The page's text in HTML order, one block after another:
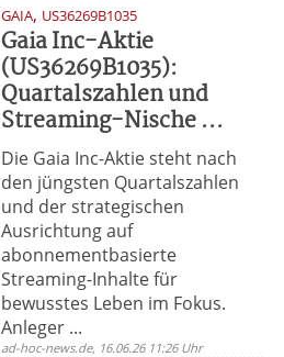
GAIA, US36269B1035
Gaia Inc-Aktie
(US36269B1035):
Quartalszahlen und
Streaming-Nische ...
Die Gaia Inc-Aktie steht nach
den jüngsten Quartalszahlen
und der strategischen
Ausrichtung auf
abonnementbasierte
Streaming-Inhalte für
bewusstes Leben im Fokus.
Anleger ...
ad-hoc-news.de, 16.06.26 11:26 Uhr